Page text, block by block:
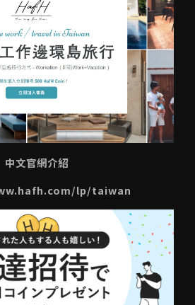
中文官網介紹
lp/taiwan